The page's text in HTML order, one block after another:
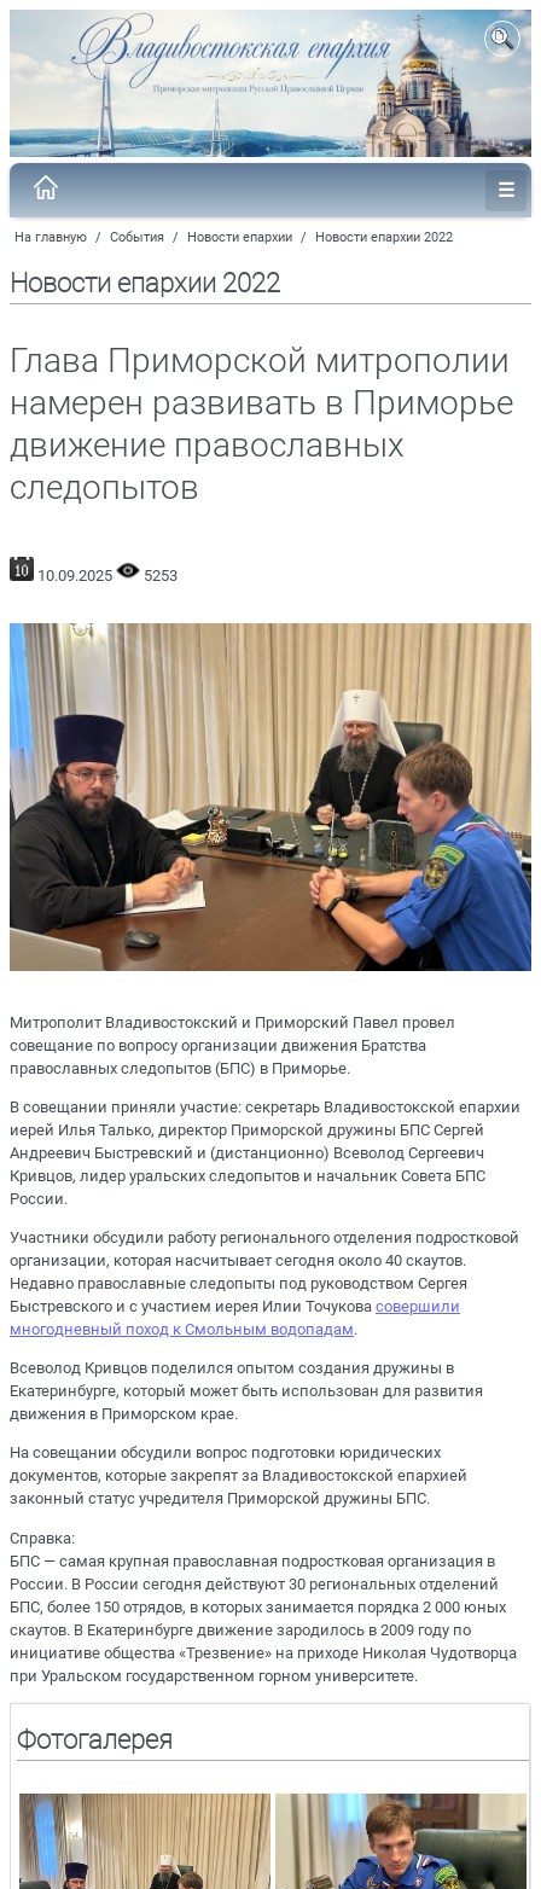
На главную / События / Новости епархии / Новости епархии 2022
Новости епархии 2022
Глава Приморской митрополии
намерен развивать в Приморье
движение православных
следопытов
10.09.2025 5253
Митрополит Владивостокский и Приморский Павел провел
совещание по вопросу организации движения Братства
православных следопытов (БПС) в Приморье.
В совещании приняли участие: секретарь Владивостокской епархии
иерей Илья Талько, директор Приморской дружины БПС Сергей
Андреевич Быстревский и (дистанционно) Всеволод Сергеевич
Кривцов, лидер уральских следопытов и начальник Совета БПС
России.
Участники обсудили работу регионального отделения подростковой
организации, которая насчитывает сегодня около 40 скаутов.
Недавно православные следопыты под руководством Сергея
Быстревского и с участием иерея Илии Точукова совершили
многодневный поход к Смольным водопадам.
Всеволод Кривцов поделился опытом создания дружины в
Екатеринбурге, который может быть использован для развития
движения в Приморском крае.
На совещании обсудили вопрос подготовки юридических
документов, которые закрепят за Владивостокской епархией
законный статус учредителя Приморской дружины БПС.
Справка:
БПС — самая крупная православная подростковая организация в
России. В России сегодня действуют 30 региональных отделений
БПС, более 150 отрядов, в которых занимается порядка 2 000 юных
скаутов. В Екатеринбурге движение зародилось в 2009 году по
инициативе общества «Трезвение» на приходе Николая Чудотворца
при Уральском государственном горном университете.
Фотогалерея